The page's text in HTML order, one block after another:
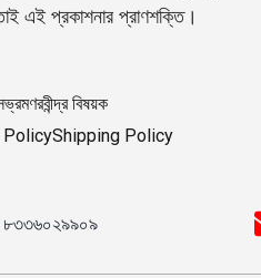
এই প্রকাশনার প্রাণশক্তি।
ভ্রমণরবীন্দ্র বিষয়ক
PolicyShipping Policy
৮৩৩৬০২৯৯০৯